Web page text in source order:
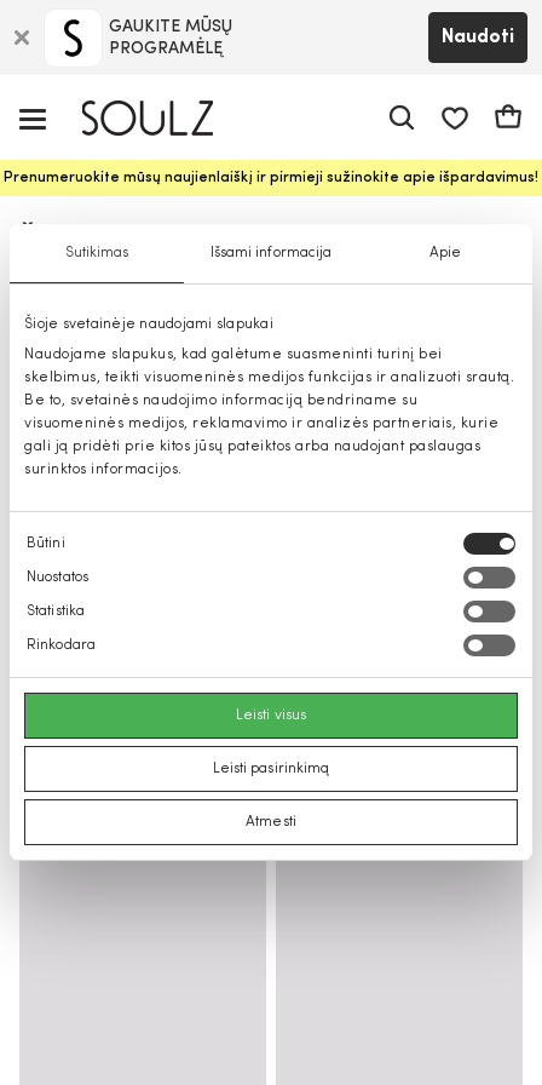
Sutikimas Išsami informacija Apie
Šioje svetainėje naudojami slapukai
Naudojame slapukus, kad galėtume suasmeninti turinį bei
skelbimus, teikti visuomeninės medijos funkcijas ir analizuoti srautą.
Be to, svetainės naudojimo informaciją bendriname su
visuomeninės medijos, reklamavimo ir analizės partneriais, kurie
gali ją pridėti prie kitos jūsų pateiktos arba naudojant paslaugas
surinktos informacijos.
Sutikimo
pasirinkimas
Būtini
Nuostatos
Statistika
Rinkodara
Leisti visus
Leisti pasirinkimą
Atmesti
GAUKITE MŪSŲ
PROGRAMĖLĘ
Naudoti
Prenumeruokite mūsų naujienlaiškį ir pirmieji sužinokite apie išpardavimus!
Šalikai moterims